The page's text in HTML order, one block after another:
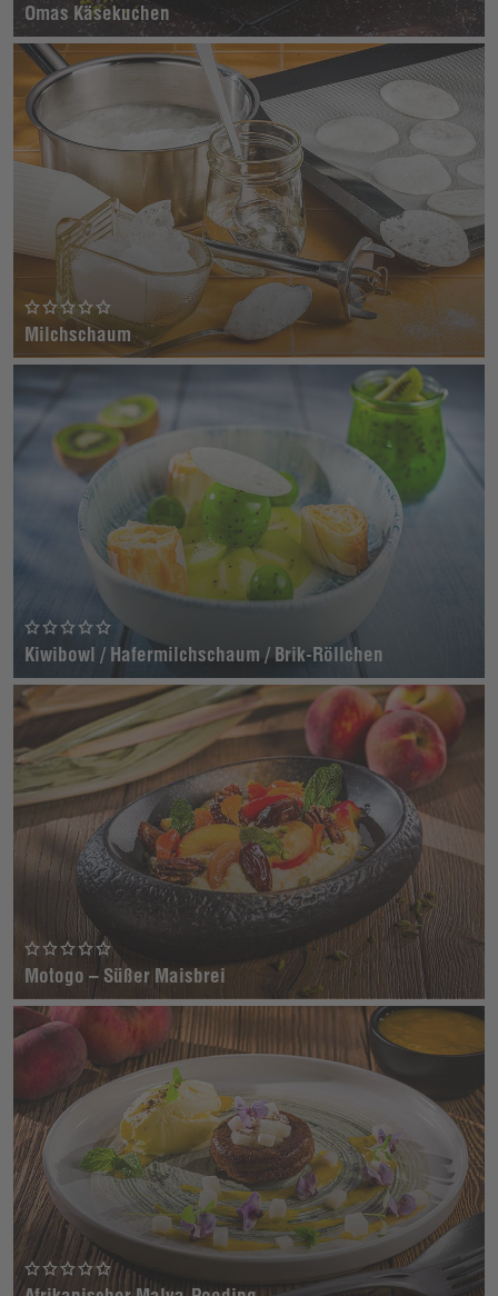
Omas Käsekuchen
Milchschaum
Kiwibowl / Hafermilchschaum / Brik-Röllchen
Motogo – Süßer Maisbrei